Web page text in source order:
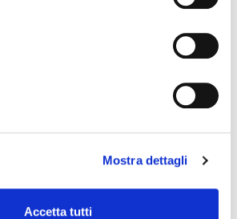
Mostra dettagli
Accetta tutti